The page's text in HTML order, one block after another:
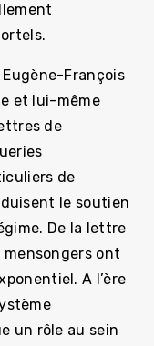
François
et lui-même
de
de
le soutien
De la lettre
ont
A l’ère
un rôle au sein